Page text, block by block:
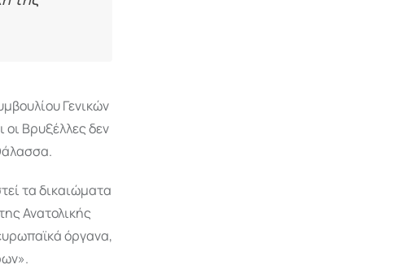
Γενικών
Βρυξέλλες δεν
τα δικαιώματα
Ανατολικής
όργανα,